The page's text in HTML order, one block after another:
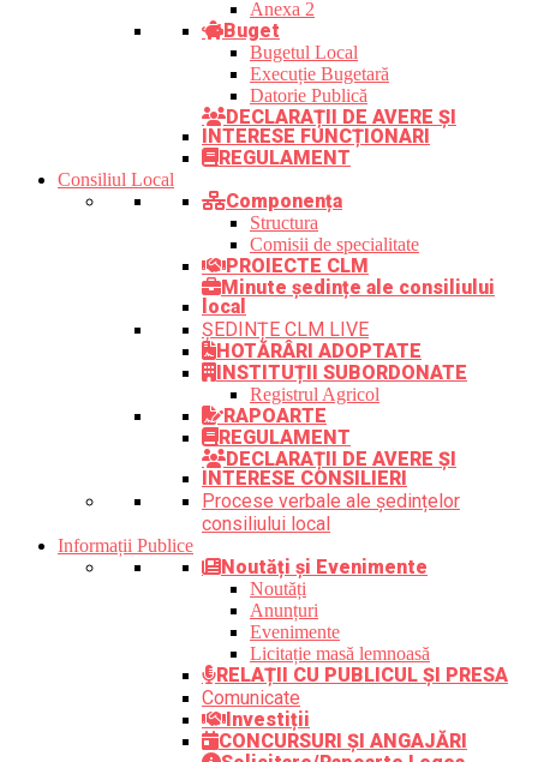
Anexa 2
Buget
Bugetul Local
Execuție Bugetară
Datorie Publică
DECLARAȚII DE AVERE ȘI
INTERESE FUNCȚIONARI
REGULAMENT
Consiliul Local
Componența
Structura
Comisii de specialitate
PROIECTE CLM
Minute ședințe ale consiliului
local
ȘEDINȚE CLM LIVE
HOTĂRÂRI ADOPTATE
INSTITUȚII SUBORDONATE
Registrul Agricol
RAPOARTE
REGULAMENT
DECLARAȚII DE AVERE ȘI
INTERESE CONSILIERI
Procese verbale ale ședințelor
consiliului local
Informații Publice
Noutăți și Evenimente
Noutăți
Anunțuri
Evenimente
Licitație masă lemnoasă
RELAȚII CU PUBLICUL ȘI PRESA
Comunicate
Investiții
CONCURSURI ȘI ANGAJĂRI